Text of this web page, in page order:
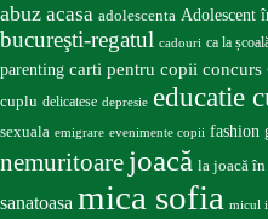
abuz acasa adolescenta Adolescent
bucureşti-regatul cadouri ca la
parenting carti pentru copii concurs
cuplu delicatese depresie educatie
sexuala emigrare evenimente copii fashion
nemuritoare joacă la joacă
sanatoasa mica sofia micul